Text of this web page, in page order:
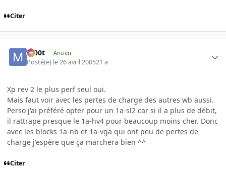
Citer
m00t Ancien
Posté(e) le 26 avril 200521 a
Xp rev 2 le plus perf seul oui.
Mais faut voir avec les pertes de charge des autres wb aussi.
Perso j'ai préféré opter pour un 1a-sl2 car si il a plus de débit,
il rattrape presque le 1a-hv4 pour beaucoup moins cher. Donc
avec les blocks 1a-nb et 1a-vga qui ont peu de pertes de
charge j'espère que ça marchera bien ^^
Citer